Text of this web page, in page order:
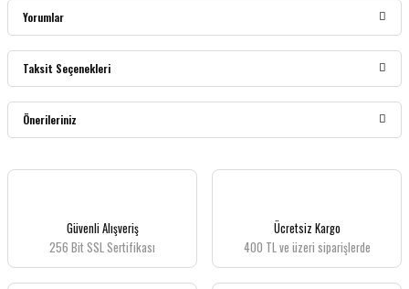
Yorumlar
Bu ürüne ilk yorumu siz yapın!
Taksit Seçenekleri
Önerileriniz
Bu ürünün fiyat bilgisi, resim, ürün açıklamalarında ve diğer konularda yetersiz
Ürün resmi kalitesiz, bozuk veya görüntülenemiyor.
Ürün açıklamasında eksik bilgiler bulunuyor.
Güvenli Alışveriş
256 Bit SSL Sertifikası
Ücretsiz Kargo
400 TL ve üzeri siparişlerde